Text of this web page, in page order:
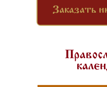
Заказать